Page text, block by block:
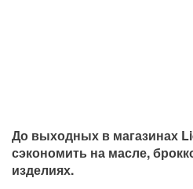
До выходных в магазинах
сэкономить на масле,
изделиях.